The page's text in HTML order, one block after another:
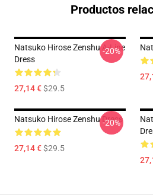
Productos
Natsuko Hirose Zenshu A-Line
Dress
27,14 €$29.5
-20%
Natsuko Hirose Zenshu Dress
27,14 €$29.5
-20%